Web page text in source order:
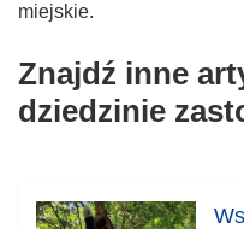
miejskie.
Znajdź inne
dziedzinie